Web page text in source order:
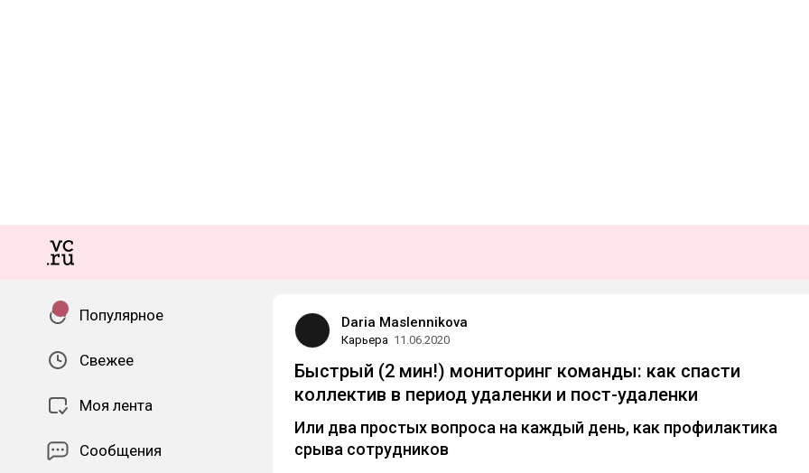
Популярное
Свежее
Моя лента
Сообщения
Daria Maslennikova
Карьера 11.06.2020
Быстрый (2 мин!) мониторинг команды: как спасти
коллектив в период удаленки и пост-удаленки
Или два простых вопроса на каждый день, как профилактика
срыва сотрудников